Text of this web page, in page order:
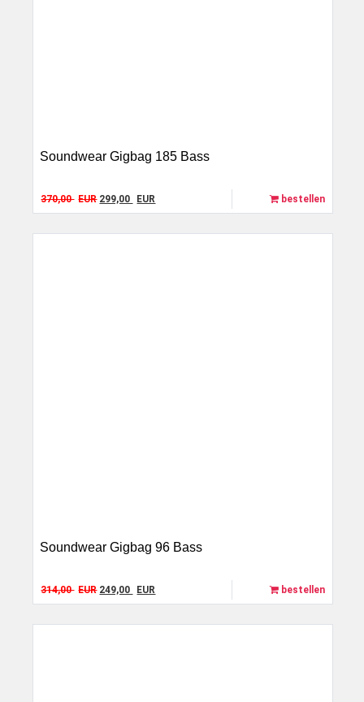
Soundwear Gigbag 185 Bass
370,00 EUR Original price was: 370,00 EUR.
299,00 EUR Current price is: 299,00 EUR.bestellen
Soundwear Gigbag 96 Bass
314,00 EUR Original price was: 314,00 EUR.
249,00 EUR Current price is: 249,00 EUR.bestellen